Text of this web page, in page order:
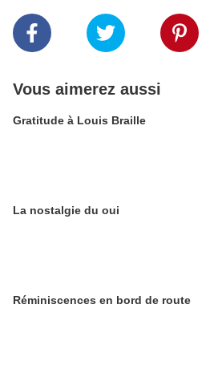
Vous aimerez aussi
Gratitude à Louis Braille
La nostalgie du oui